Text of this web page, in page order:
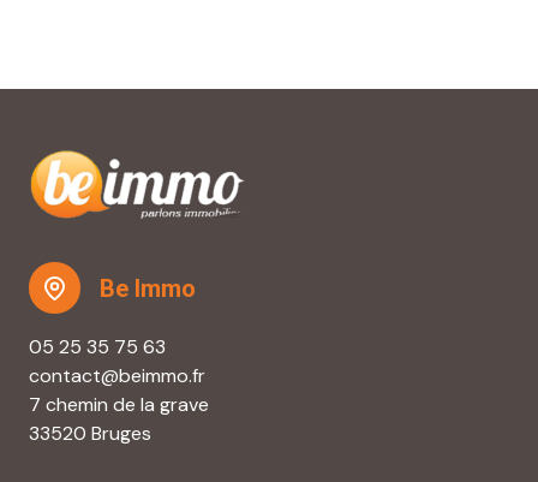
Be Immo
05 25 35 75 63
contact@beimmo.fr
7 chemin de la grave
33520 Bruges